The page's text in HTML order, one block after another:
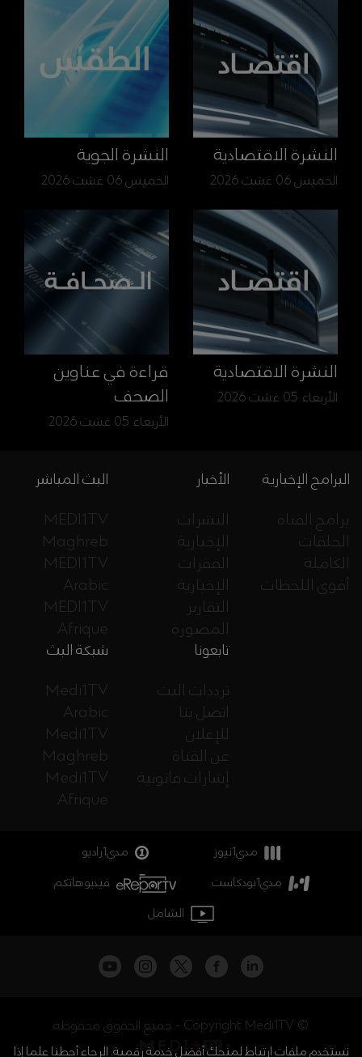
النشرة الاقتصادية
الخميس 06 غشت 2026
النشرة الجوية
الخميس 06 غشت 2026
النشرة الاقتصادية
الأربعاء 05 غشت 2026
قراءة في عناوين
الصحف
الأربعاء 05 غشت 2026
البث المباشر
MEDI1TV
Maghreb
MEDI1TV
Arabic
MEDI1TV
Afrique
الأخبار
النشرات
الإخبارية
الفقرات
الإخبارية
التقارير
المصورة
البرامج الإخبارية
برامج القناة
الحلقات
الكاملة
أقوى اللحظات
شبكة البث
Medi1TV
Arabic
Medi1TV
Maghreb
Medi1TV
Afrique
تابعونا
ترددات البث
اتصل بنا
للإعلان
عن القناة
إشارات قانونية
مدي1نيوز
مدي1راديو
مدي1بودكاست
فيديوهاتكم
الشامل
جميع الحقوق محفوظة - Copyright Medi1TV ©
نستخدم ملفات ارتباط لمنحك أفضل خدمة رقمية. الرجاء أحطنا علما إذا